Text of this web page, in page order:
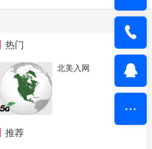
热门
北美入网
推荐